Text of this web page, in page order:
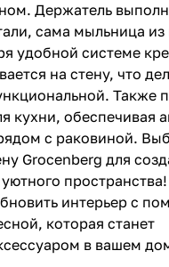
1 шт4 230 ₽
встраиваемый
никель
1 шт
унитаза Grocenberg
никель
1 шт
унитаза Grocenberg
никель
1 шт
3 870 ₽
унитаза Grocenberg
никель
1 шт4 320 ₽
Держатель
сама мыльница из
удобной системе
на стену, что
Также
кухни, обеспечивая
с раковиной.
Grocenberg для
интерьер с
которая станет
в вашем